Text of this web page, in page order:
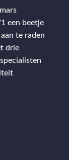
een beetje
te raden
drie